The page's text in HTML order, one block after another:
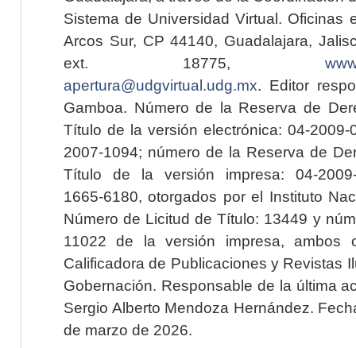
Sistema de Universidad Virtual. Oficinas
Arcos Sur, CP 44140, Guadalajara,
ext. 18775,
apertura@udgvirtual.udg.mx. Editor
Gamboa. Número de la Reserva de
Título de la versión electrónica: 04-2009-
2007-1094; número de la Reserva de
Título de la versión impresa: 04-2009-
1665-6180, otorgados por el Instituto
Número de Licitud de Título: 13449 y
11022 de la versión impresa, ambos
Calificadora de Publicaciones y Revistas
Gobernación. Responsable de la última
Sergio Alberto Mendoza Hernández.
de marzo de 2026.